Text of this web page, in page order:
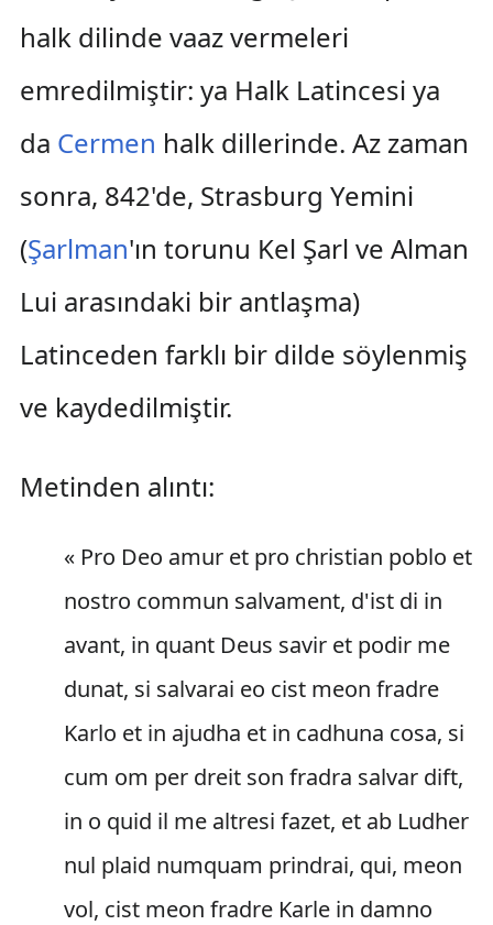
halk dilinde vaaz vermeleri
emredilmiştir: ya Halk Latincesi ya
da Cermen halk dillerinde. Az zaman
sonra, 842'de, Strasburg Yemini
(Şarlman'ın torunu Kel Şarl ve Alman
Lui arasındaki bir antlaşma)
Latinceden farklı bir dilde söylenmiş
ve kaydedilmiştir.
Metinden alıntı:
« Pro Deo amur et pro christian poblo et
nostro commun salvament, d'ist di in
avant, in quant Deus savir et podir me
dunat, si salvarai eo cist meon fradre
Karlo et in ajudha et in cadhuna cosa, si
cum om per dreit son fradra salvar dift,
in o quid il me altresi fazet, et ab Ludher
nul plaid numquam prindrai, qui, meon
vol, cist meon fradre Karle in damno